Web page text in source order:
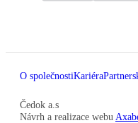
O společnostiKariéra
Čedok a.s
Návrh a realizace webu